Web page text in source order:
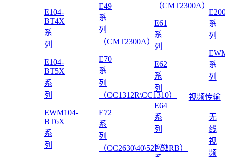
E104-
BT4X
系
列
E104-
BT5X
系
列
EWM104-
BT6X
系
列
E49
系
列
（CMT2300A）
E70
系
列
（CC1312R\CC1310）
E72
系
列
（CC2630\40\52P\52RB）
（CMT2300A）
E61
系
列
E62
系
列
E64
系
列
E70
系
列
系
列
视频传输
无
线
视
频